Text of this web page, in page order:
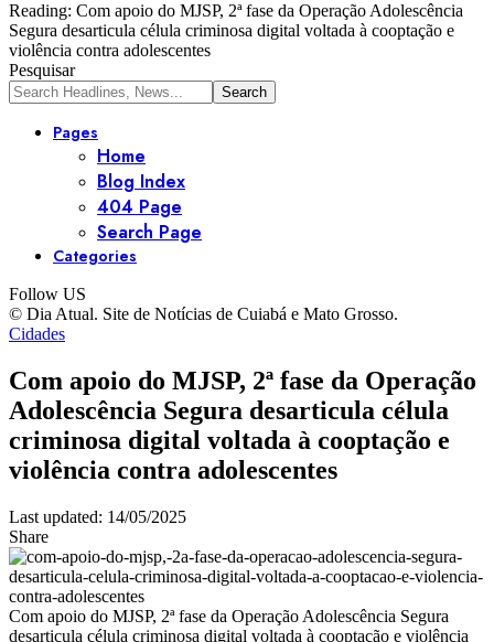
Reading: Com apoio do MJSP, 2ª fase da Operação Adolescência
Segura desarticula célula criminosa digital voltada à cooptação e
violência contra adolescentes
Pesquisar
Pages
Home
Blog Index
404 Page
Search Page
Categories
Follow US
© Dia Atual. Site de Notícias de Cuiabá e Mato Grosso.
Cidades
Com apoio do MJSP, 2ª fase da Operação
Adolescência Segura desarticula célula
criminosa digital voltada à cooptação e
violência contra adolescentes
Last updated: 14/05/2025
Share
Com apoio do MJSP, 2ª fase da Operação Adolescência Segura
desarticula célula criminosa digital voltada à cooptação e violência